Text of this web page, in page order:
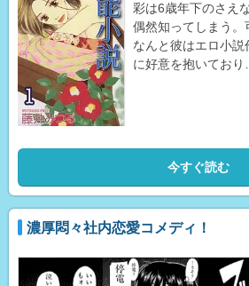
彩は6歳年下のさえ
偶然知ってしまう。
なんと彼はエロ小
に好意を抱いてお
今すぐ読む
濃厚悶々社内恋愛コメディ！